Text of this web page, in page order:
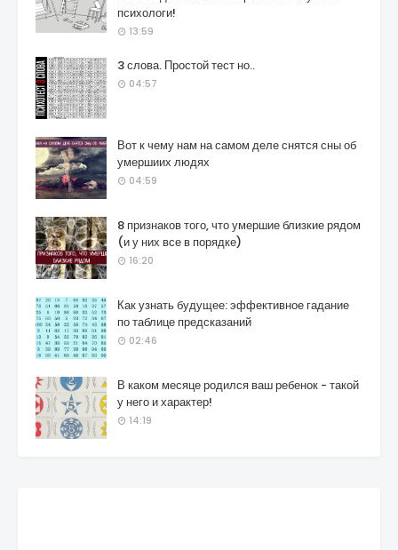
психологи!
13:59
3 слова. Простой тест но..
04:57
Вот к чему нам на самом деле снятся сны об
умершиих людях
04:59
8 признаков того, что умершие близкие рядом
(и у них все в порядке)
16:20
Как узнать будущее: эффективное гадание
по таблице предсказаний
02:46
В каком месяце родился ваш ребенок - такой
у него и характер!
14:19